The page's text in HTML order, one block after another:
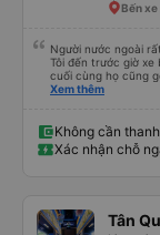
Bến xe
Người nước ngoài
Tôi đến trước giờ xe
cuối cùng họ cũng
sao thì tôi ngủ ngon
Xem thêm
Không cần
Xác nhận chỗ
Tân